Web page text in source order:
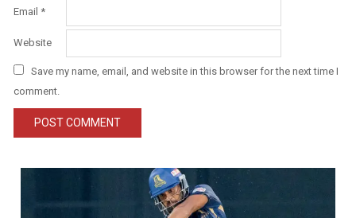
Email *
Website
Save my name, email, and website in this browser for the next time I
comment.